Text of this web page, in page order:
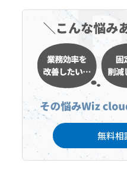
無料相